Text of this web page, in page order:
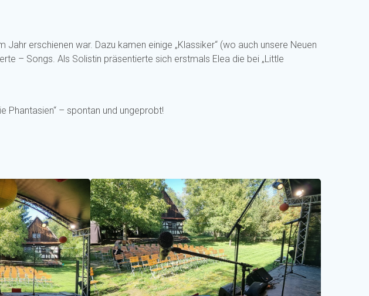
Jahr erschienen war. Dazu kamen einige „Klassiker“ (wo auch unsere Neuen
– Songs. Als Solistin präsentierte sich erstmals Elea die bei „Little
Phantasien“ – spontan und ungeprobt!